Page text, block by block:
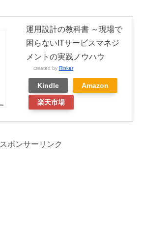
運用設計の教科書 ～現場で
困らないITサービスマネジ
メントの実践ノウハウ
created by Rinker
Kindle Amazon
楽天市場
スポンサーリンク